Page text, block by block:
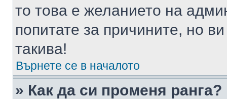
то това е желанието на
попитате за причините, но
такива!
Върнете се в началото
» Как да си променя ранга?